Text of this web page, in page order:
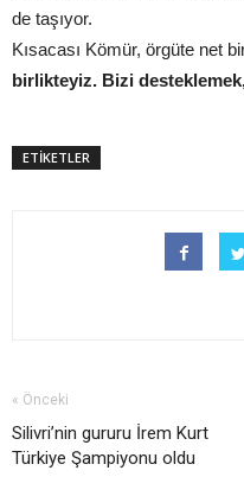
de taşıyor.
Kısacası Kömür, örgüte net
birlikteyiz. Bizi
ETİKETLER
« Önceki
Silivri’nin gururu İrem Kurt
Türkiye Şampiyonu oldu